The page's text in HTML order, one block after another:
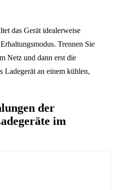
das Gerät idealerweise
Trennen Sie
Netz und dann erst die
Ladegerät an einem kühlen,
der
im